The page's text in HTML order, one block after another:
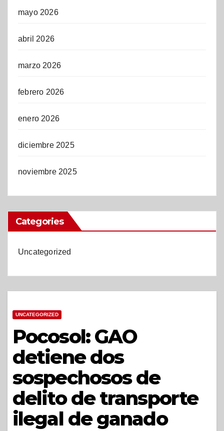
mayo 2026
abril 2026
marzo 2026
febrero 2026
enero 2026
diciembre 2025
noviembre 2025
Categories
Uncategorized
UNCATEGORIZED
Pocosol: GAO
detiene dos
sospechosos de
delito de transporte
ilegal de ganado